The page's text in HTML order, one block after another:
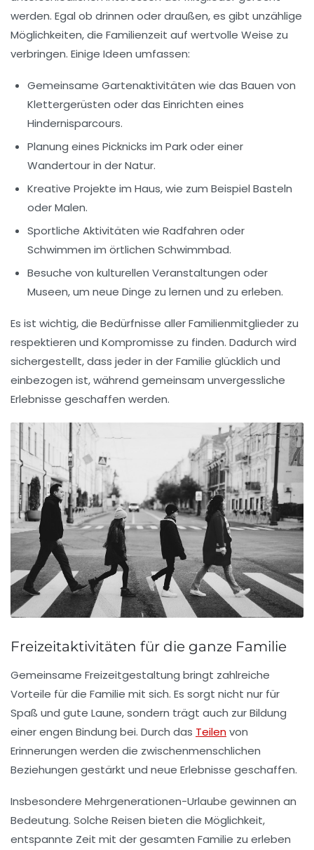
werden. Egal ob drinnen oder draußen, es gibt unzählige
Möglichkeiten, die Familienzeit auf wertvolle Weise zu
verbringen. Einige Ideen umfassen:
Gemeinsame Gartenaktivitäten wie das Bauen von
Klettergerüsten oder das Einrichten eines
Hindernisparcours.
Planung eines Picknicks im Parkoder einer
Wandertour in der Natur.
Kreative Projekte im Haus, wie zum Beispiel Basteln
oderMalen.
Sportliche Aktivitäten wie Radfahren oder
Schwimmen im örtlichen Schwimmbad.
Besuche von kulturellen Veranstaltungen oder
Museen, um neue Dinge zu lernen und zu erleben.
Es ist wichtig, die Bedürfnisse aller Familienmitglieder zu
respektieren und Kompromisse zu finden. Dadurch wird
sichergestellt, dass jeder in der Familie glücklich und
einbezogen ist, während gemeinsam unvergessliche
Erlebnisse geschaffen werden.
Freizeitaktivitäten für die ganze Familie
Gemeinsame Freizeitgestaltung bringt zahlreiche
Vorteile für die Familie mit sich. Es sorgt nicht nur für
Spaß und gute Laune, sondern trägt auch zur Bildung
einer engen Bindung bei. Durch das Teilenvon
Erinnerungen werden die zwischenmenschlichen
Beziehungen gestärkt und neue Erlebnisse geschaffen.
Insbesondere Mehrgenerationen-Urlaube gewinnen an
Bedeutung. Solche Reisen bieten die Möglichkeit,
entspannte Zeit mit der gesamten Familie zu erleben